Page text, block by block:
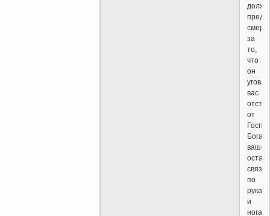
за
то,
что
он
вас
от
Бога
по
рукам
и
ногам